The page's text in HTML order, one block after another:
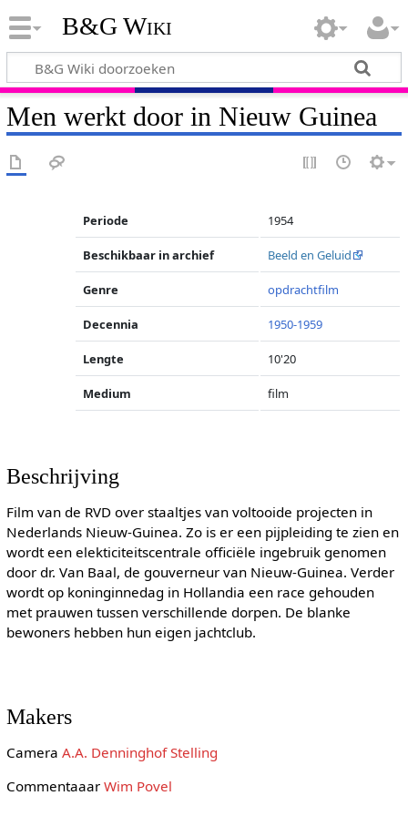
B&G Wiki
Men werkt door in Nieuw Guinea
Periode 1954
Beschikbaar in archief Beeld en Geluid
Genre opdrachtfilm
Decennia 1950-1959
Lengte 10'20
Medium film
Beschrijving
Film van de RVD over staaltjes van voltooide projecten in
Nederlands Nieuw-Guinea. Zo is er een pijpleiding te zien en
wordt een elekticiteitscentrale officiële ingebruik genomen
door dr. Van Baal, de gouverneur van Nieuw-Guinea. Verder
wordt op koninginnedag in Hollandia een race gehouden
met prauwen tussen verschillende dorpen. De blanke
bewoners hebben hun eigen jachtclub.
Makers
Camera A.A. Denninghof Stelling
Commentaaar Wim Povel